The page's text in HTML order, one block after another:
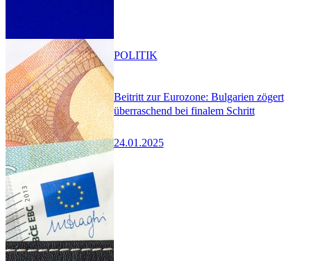
Beitritt zur Eurozone: Bulgarien zögert
überraschend bei finalem Schritt
24.01.2025
POLITIK